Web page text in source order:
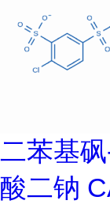
二苯基
酸二钠